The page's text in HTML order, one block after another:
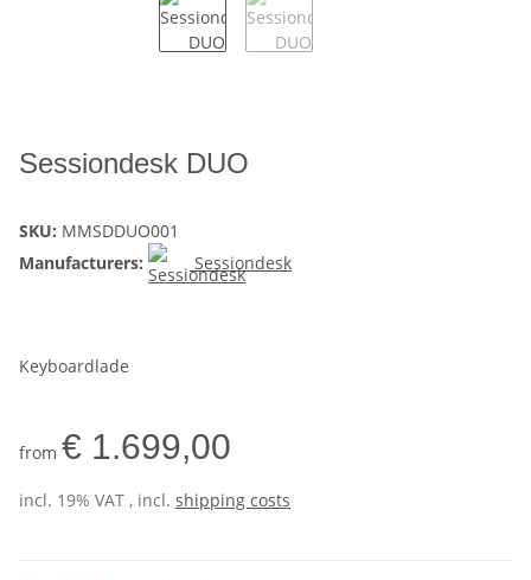
Sessiondesk DUO
SKU: MMSDDUO001
Manufacturers:
Sessiondesk
Keyboardlade
from € 1.699,00
incl. 19% VAT , incl. shipping costs